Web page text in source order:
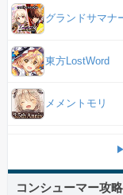
グランドサマナ
東方LostWord
メメントモリ
コンシューマー攻